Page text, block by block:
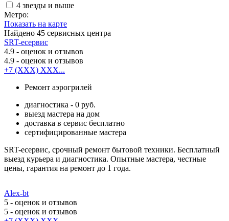
4 звезды и выше
Метро:
Показать на карте
Найдено 45 сервисных центра
SRT-есервис
4.9 - оценок и отзывов
4.9 - оценок и отзывов
+7 (XXX) XXX...
Ремонт аэрогрилей
диагностика - 0 руб.
выезд мастера на дом
доставка в сервис бесплатно
сертифицированные мастера
SRT-есервис, срочный ремонт бытовой техники. Бесплатный
выезд курьера и диагностика. Опытные мастера, честные
цены, гарантия на ремонт до 1 года.
Alex-bt
5 - оценок и отзывов
5 - оценок и отзывов